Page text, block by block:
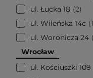
ul. Łucka 18 2
ul. Wileńska 14c
1
ul. Woronicza 24
Wrocław
ul. Kościuszki 109